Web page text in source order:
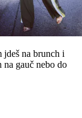
jdeš na brunch i
na gauč nebo do